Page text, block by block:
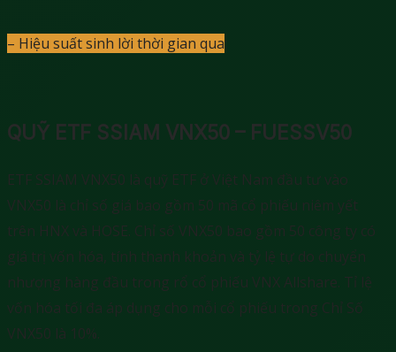
– Hiệu suất sinh lời thời gian qua:
QUỸ ETF SSIAM VNX50 – FUESSV50
ETF SSIAM VNX50 là quỹ ETF ở Việt Nam đầu tư vào
VNX50 là chỉ số giá bao gồm 50 mã cổ phiếu niêm yết
trên HNX và HOSE. Chỉ số VNX50 bao gồm 50 công ty có
giá trị vốn hóa, tính thanh khoản và tỷ lệ tự do chuyển
nhượng hàng đầu trong rổ cổ phiếu VNX Allshare. Tỉ lệ
vốn hóa tối đa áp dụng cho mỗi cổ phiếu trong Chỉ Số
VNX50 là 10%.